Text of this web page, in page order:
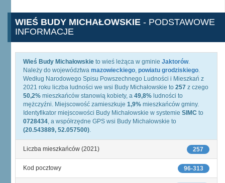
WIEŚ BUDY MICHAŁOWSKIE - PODSTAWOWE
INFORMACJE
Wieś Budy Michałowskie to wieś leżąca w gminie Jaktorów.
Należy do województwa mazowieckiego, powiatu grodziskiego.
Według Narodowego Spisu Powszechnego Ludności i Mieszkań z
2021 roku liczba ludności we wsi Budy Michałowskie to 257 z czego
50,2% mieszkańców stanowią kobiety, a 49,8% ludności to
mężczyźni. Miejscowość zamieszkuje 1,9% mieszkańców gminy.
Identyfikator miejscowości Budy Michałowskie w systemie SIMC to
0728434, a współrzędne GPS wsi Budy Michałowskie to
(20.543889, 52.057500).
257
Liczba mieszkańców (2021)
96-313
Kod pocztowy